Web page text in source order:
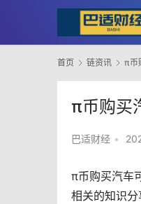
首页 链资讯 π币
π币购买
巴适财经 •
π币购买汽车
相关的知识分